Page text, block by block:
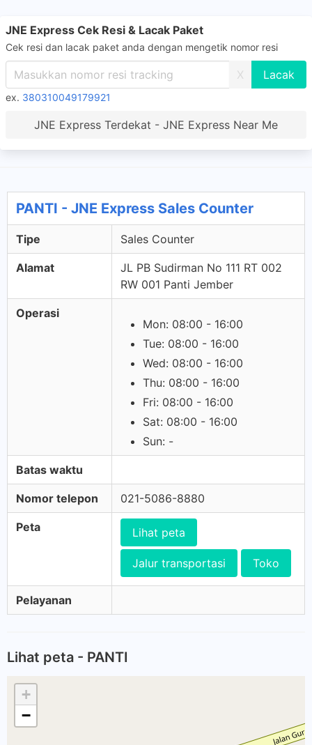
JNE Express Cek Resi & Lacak Paket
Cek resi dan lacak paket anda dengan mengetik nomor resi
X
ex. 380310049179921
JNE Express Terdekat - JNE Express Near Me
PANTI - JNE Express Sales Counter
Tipe Sales Counter
Alamat
JL PB Sudirman No 111 RT 002
RW 001 Panti Jember
Operasi
Mon: 08:00 - 16:00
Tue: 08:00 - 16:00
Wed: 08:00 - 16:00
Thu: 08:00 - 16:00
Fri: 08:00 - 16:00
Sat: 08:00 - 16:00
Sun: -
Batas waktu
Nomor telepon 021-5086-8880
Peta Lihat peta
Jalur transportasi Toko
Pelayanan
Lihat peta - PANTI
+
−